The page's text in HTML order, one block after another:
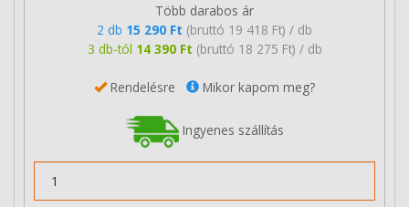
Több darabos ár
2 db 15 290 Ft (bruttó 19 418 Ft) / db
3 db-tól 14 390 Ft (bruttó 18 275 Ft) / db
Rendelésre Mikor kapom meg?
Ingyenes szállítás